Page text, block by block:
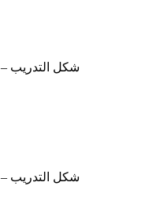
شكل التدريب –
شكل التدريب –